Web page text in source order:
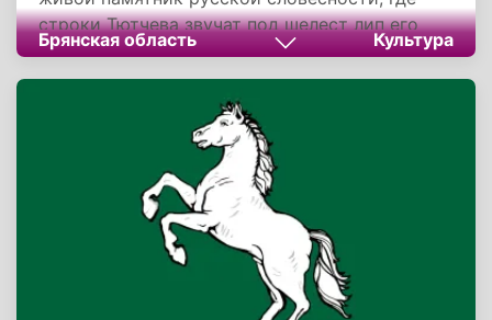
строки Тютчева звучат под шелест лип его
детства. Праздник, рождённый в 1961 году
скромными чтениями у памятника, усилиями
области и Союза писателей России вырос во
всероссийское событие. Он напоминает:
поэзия — не архивное достояние, а
инструмент единения. В эпоху цифрового
шума его стихи остаются нравственным
компасом, а Овстуг — местом, где Россия
слышит собственное сердце.
Брянская область Культура